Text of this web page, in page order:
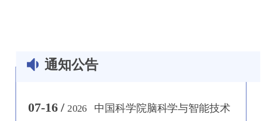
通知公告
07-17 /2026 中国科学院上海有机化学研究
07-16 / 中国科学院脑科学与智能技术